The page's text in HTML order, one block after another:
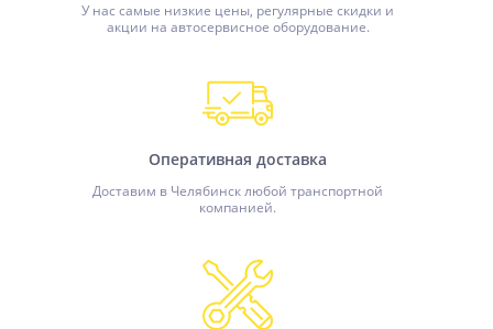
У нас самые низкие цены, регулярные скидки и
акции на автосервисное оборудование.
Оперативная доставка
Доставим в Челябинск любой транспортной
компанией.